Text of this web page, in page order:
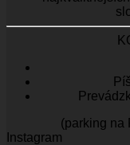
(parking na
Instagram